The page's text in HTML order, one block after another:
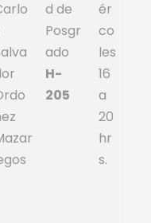
d de
Posgr
ado
H-
205
ér
co
les
16
a
20
hr
s.